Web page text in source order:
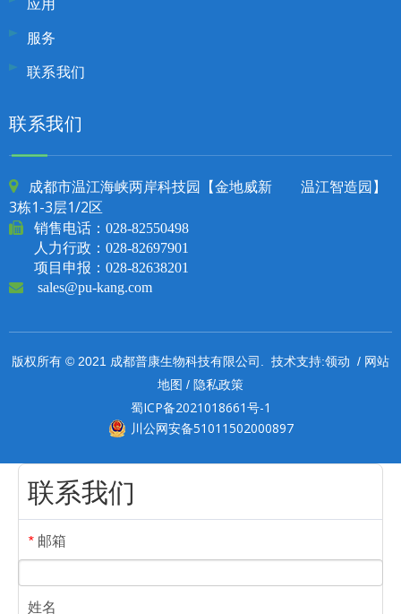
服务
联系我们
联系我们

成都市温江海峡两岸科技园【金地威新 温江智造园】
3栋1-3层1/2区
 销售电话： 028-82550498
人力行政：028-82697901
项目申报：028-82638201
 sales@pu-kang.com
版权所有 © 2021 成都普康生物科技有限公司. 技术支持:领动 / 网站
地图 / 隐私政策
蜀ICP备2021018661号-1
川公网安备51011502000897
联系我们
* 邮箱
姓名